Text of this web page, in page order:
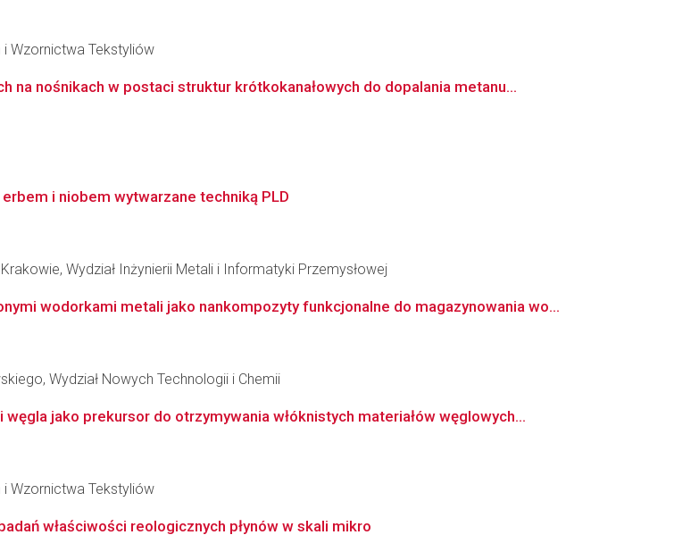
i Wzornictwa Tekstyliów
na nośnikach w postaci struktur krótkokanałowych do dopalania metanu...
i niobem wytwarzane techniką PLD
Wydział Inżynierii Metali i Informatyki Przemysłowej
wodorkami metali jako nankompozyty funkcjonalne do magazynowania wo...
Wydział Nowych Technologii i Chemii
jako prekursor do otrzymywania włóknistych materiałów węglowych...
i Wzornictwa Tekstyliów
właściwości reologicznych płynów w skali mikro